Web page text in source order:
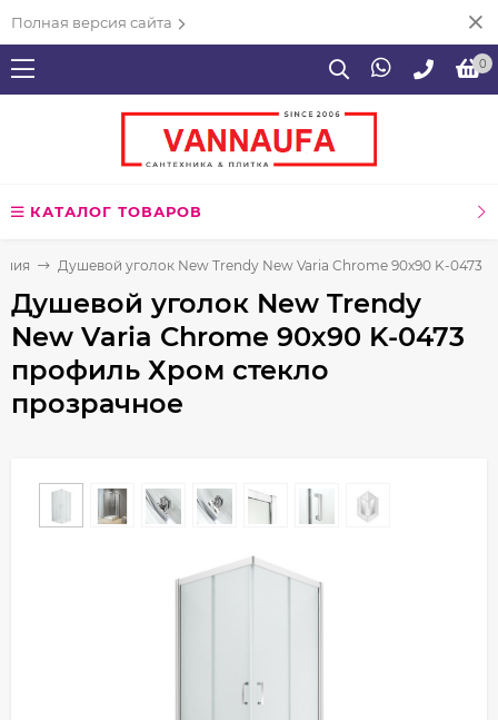
Полная версия сайта
0
КАТАЛОГ ТОВАРОВ
Душевой уголок New Trendy New Varia Chrome 90х90 K-0473
Душевой уголок New Trendy
New Varia Chrome 90х90 K-0473
профиль Хром стекло
прозрачное